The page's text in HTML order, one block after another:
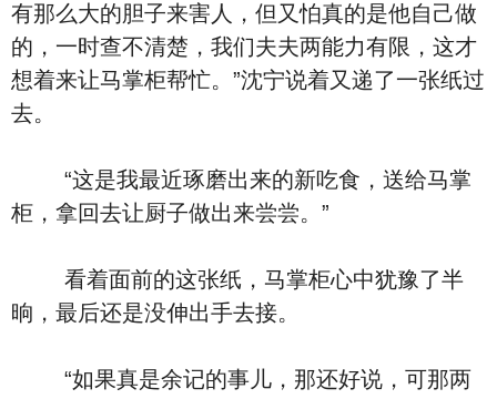
有那么大的胆子来害人，但又怕真的是他自己做
的，一时查不清楚，我们夫夫两能力有限，这才
想着来让马掌柜帮忙。”沈宁说着又递了一张纸过
去。
“这是我最近琢磨出来的新吃食，送给马掌
柜，拿回去让厨子做出来尝尝。”
看着面前的这张纸，马掌柜心中犹豫了半
晌，最后还是没伸出手去接。
“如果真是余记的事儿，那还好说，可那两